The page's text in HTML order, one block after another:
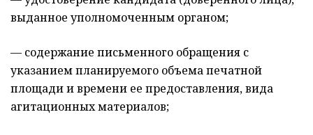
выданное уполномоченным органом;
— содержание письменного обращения с
указанием планируемого объема печатной
площади и времени ее предоставления, вида
агитационных материалов;